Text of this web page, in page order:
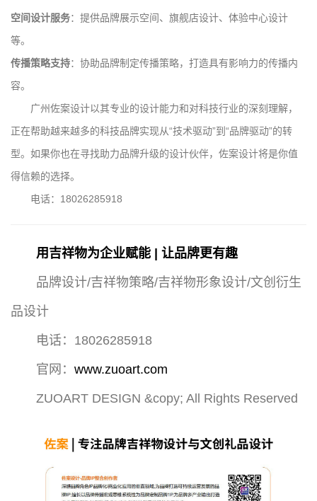
空间设计服务：提供品牌展示空间、旗舰店设计、体验中心设计
等。
传播策略支持：协助品牌制定传播策略，打造具有影响力的传播内
容。
广州佐案设计以其专业的设计能力和对科技行业的深刻理解，
正在帮助越来越多的科技品牌实现从“技术驱动”到“品牌驱动”的转
型。如果你也在寻找助力品牌升级的设计伙伴，佐案设计将是你值
得信赖的选择。
电话：18026285918
用吉祥物为企业赋能 | 让品牌更有趣
品牌设计/吉祥物策略/吉祥物形象设计/文创衍生
品设计
电话：18026285918
官网： www.zuoart.com
ZUOART DESIGN &copy; All Rights Reserved